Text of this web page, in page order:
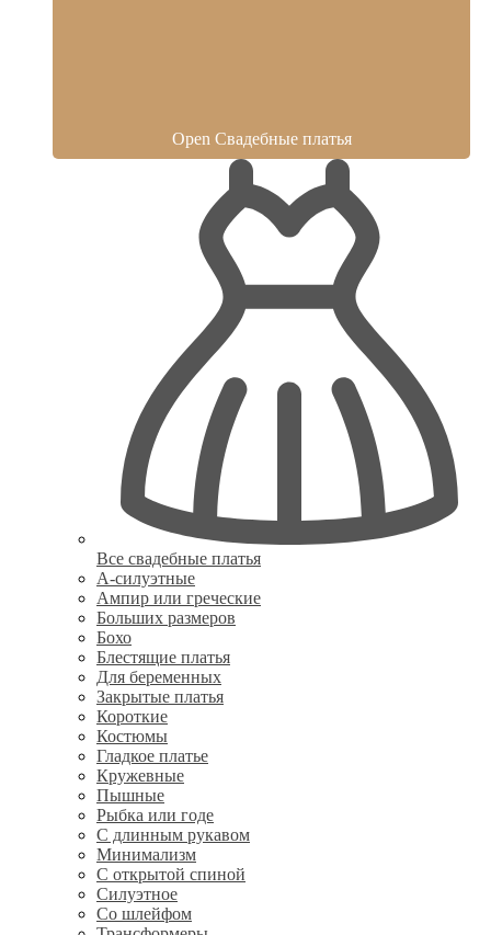
Open Свадебные платья
Все свадебные платья
А-силуэтные
Ампир или греческие
Больших размеров
Бохо
Блестящие платья
Для беременных
Закрытые платья
Короткие
Костюмы
Гладкое платье
Кружевные
Пышные
Рыбка или годе
С длинным рукавом
Минимализм
С открытой спиной
Силуэтное
Со шлейфом